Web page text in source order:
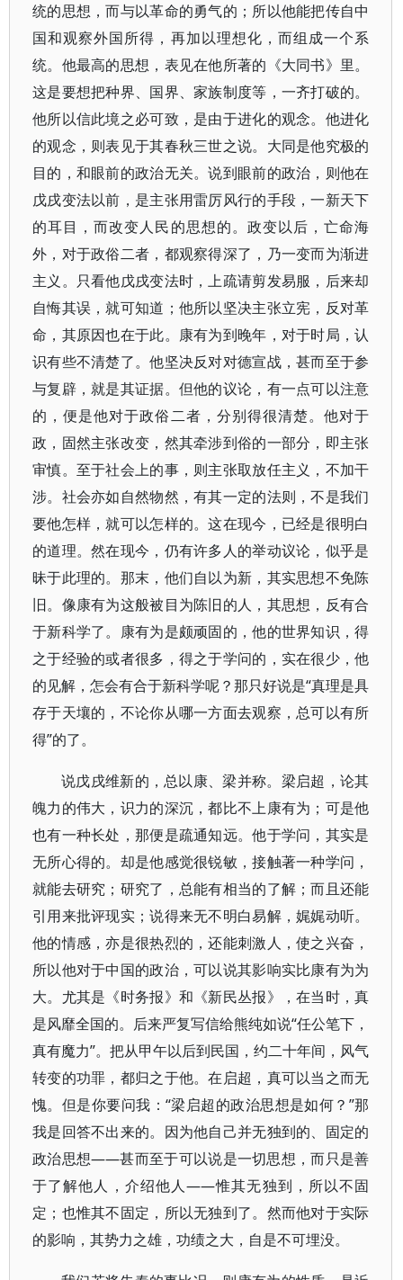
统的思想，而与以革命的勇气的；所以他能把传自中
国和观察外国所得，再加以理想化，而组成一个系
统。他最高的思想，表见在他所著的《大同书》里。
这是要想把种界、国界、家族制度等，一齐打破的。
他所以信此境之必可致，是由于进化的观念。他进化
的观念，则表见于其春秋三世之说。大同是他究极的
目的，和眼前的政治无关。说到眼前的政治，则他在
戊戌变法以前，是主张用雷厉风行的手段，一新天下
的耳目，而改变人民的思想的。政变以后，亡命海
外，对于政俗二者，都观察得深了，乃一变而为渐进
主义。只看他戊戌变法时，上疏请剪发易服，后来却
自悔其误，就可知道；他所以坚决主张立宪，反对革
命，其原因也在于此。康有为到晚年，对于时局，认
识有些不清楚了。他坚决反对对德宣战，甚而至于参
与复辟，就是其证据。但他的议论，有一点可以注意
的，便是他对于政俗二者，分别得很清楚。他对于
政，固然主张改变，然其牵涉到俗的一部分，即主张
审慎。至于社会上的事，则主张取放任主义，不加干
涉。社会亦如自然物然，有其一定的法则，不是我们
要他怎样，就可以怎样的。这在现今，已经是很明白
的道理。然在现今，仍有许多人的举动议论，似乎是
昧于此理的。那末，他们自以为新，其实思想不免陈
旧。像康有为这般被目为陈旧的人，其思想，反有合
于新科学了。康有为是颇顽固的，他的世界知识，得
之于经验的或者很多，得之于学问的，实在很少，他
的见解，怎会有合于新科学呢？那只好说是“真理是具
存于天壤的，不论你从哪一方面去观察，总可以有所
得”的了。
说戊戌维新的，总以康、梁并称。梁启超，论其
魄力的伟大，识力的深沉，都比不上康有为；可是他
也有一种长处，那便是疏通知远。他于学问，其实是
无所心得的。却是他感觉很锐敏，接触著一种学问，
就能去研究；研究了，总能有相当的了解；而且还能
引用来批评现实；说得来无不明白易解，娓娓动听。
他的情感，亦是很热烈的，还能刺激人，使之兴奋，
所以他对于中国的政治，可以说其影响实比康有为为
大。尤其是《时务报》和《新民丛报》，在当时，真
是风靡全国的。后来严复写信给熊纯如说“任公笔下，
真有魔力”。把从甲午以后到民国，约二十年间，风气
转变的功罪，都归之于他。在启超，真可以当之而无
愧。但是你要问我：“梁启超的政治思想是如何？”那
我是回答不出来的。因为他自己并无独到的、固定的
政治思想——甚而至于可以说是一切思想，而只是善
于了解他人，介绍他人——惟其无独到，所以不固
定；也惟其不固定，所以无独到了。然而他对于实际
的影响，其势力之雄，功绩之大，自是不可埋没。